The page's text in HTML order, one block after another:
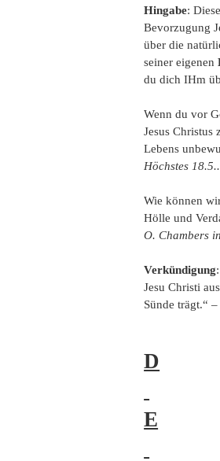
Hingabe:
Bevorzugung
über die
seiner eigenen
du dich IHm
Wenn du vor
Jesus Christus
Lebens
Höchstes 18.5..
Wie können
Hölle und
O. Chambers
Verkündigung
Jesu Christi
Sünde trägt.“
D
E